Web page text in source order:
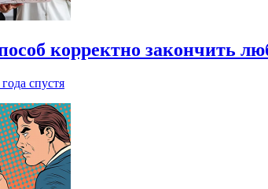
корректно закончить
года спустя